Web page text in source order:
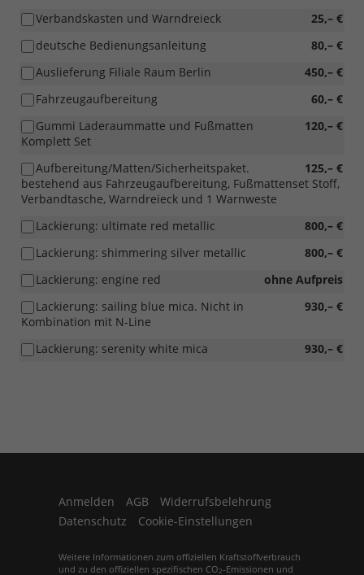
25,– €
Verbandskasten und Warndreieck
80,– €
deutsche Bedienungsanleitung
450,– €
Auslieferung Filiale Raum Berlin
60,– €
Fahrzeugaufbereitung
120,– €
Gummi Laderaummatte und Fußmatten
Komplett Set
125,– €
Aufbereitung/Matten/Sicherheitspaket.
bestehend aus Fahrzeugaufbereitung, Fußmattenset Stoff,
Verbandtasche, Warndreieck und 1 Warnweste
800,– €
Lackierung: ultimate red metallic
800,– €
Lackierung: shimmering silver metallic
ohne Aufpreis
Lackierung: engine red
930,– €
Lackierung: sailing blue mica. Nicht in
Kombination mit N-Line
930,– €
Lackierung: serenity white mica
Anmelden AGB
Widerrufsbelehrung
Datenschutz
Cookie-Einstellungen
Weitere Informationen zum offiziellen Kraftstoffverbrauch
und zu den offiziellen spezifischen CO2-Emissionen und